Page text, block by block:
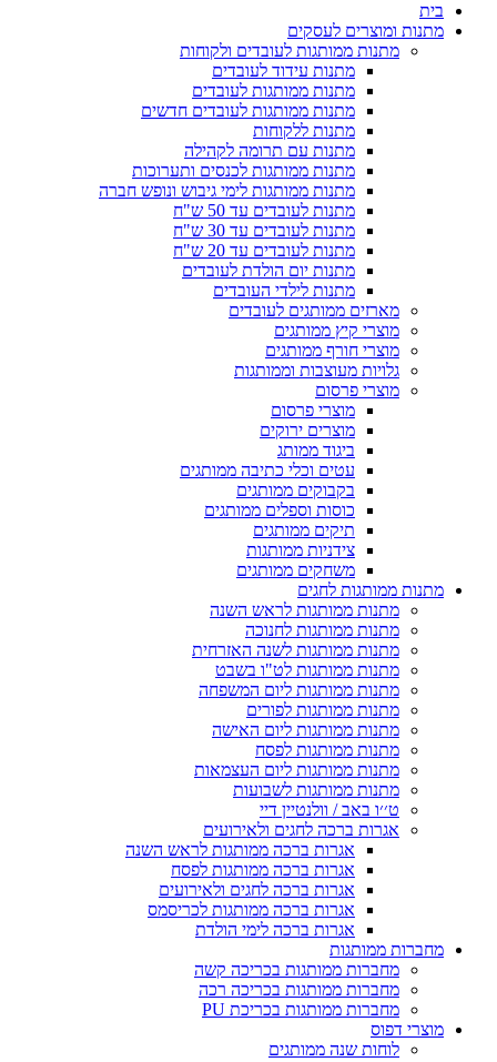
בית
מתנות ומוצרים לעסקים
מתנות ממותגות לעובדים ולקוחות
מתנות עידוד לעובדים
מתנות ממותגות לעובדים
מתנות ממותגות לעובדים חדשים
מתנות ללקוחות
מתנות עם תרומה לקהילה
מתנות ממותגות לכנסים ותערוכות
מתנות ממותגות לימי גיבוש ונופש חברה
מתנות לעובדים עד 50 ש"ח
מתנות לעובדים עד 30 ש"ח
מתנות לעובדים עד 20 ש"ח
מתנות יום הולדת לעובדים
מתנות לילדי העובדים
מארזים ממותגים לעובדים
מוצרי קיץ ממותגים
מוצרי חורף ממותגים
גלויות מעוצבות וממותגות
מוצרי פרסום
מוצרי פרסום
מוצרים ירוקים
ביגוד ממותג
עטים וכלי כתיבה ממותגים
בקבוקים ממותגים
כוסות וספלים ממותגים
תיקים ממותגים
צידניות ממותגות
משחקים ממותגים
מתנות ממותגות לחגים
מתנות ממותגות לראש השנה
מתנות ממותגות לחנוכה
מתנות ממותגות לשנה האזרחית
מתנות ממותגות לט"ו בשבט
מתנות ממותגות ליום המשפחה
מתנות ממותגות לפורים
מתנות ממותגות ליום האישה
מתנות ממותגות לפסח
מתנות ממותגות ליום העצמאות
מתנות ממותגות לשבועות
ט׳׳ו באב / וולנטיין דיי
אגרות ברכה לחגים ולאירועים
אגרות ברכה ממותגות לראש השנה
אגרות ברכה ממותגות לפסח
אגרות ברכה לחגים ולאירועים
אגרות ברכה ממותגות לכריסמס
אגרות ברכה לימי הולדת
מחברות ממותגות
מחברות ממותגות בכריכה קשה
מחברות ממותגות בכריכה רכה
מחברות ממותגות בכריכת PU
מוצרי דפוס
לוחות שנה ממותגים